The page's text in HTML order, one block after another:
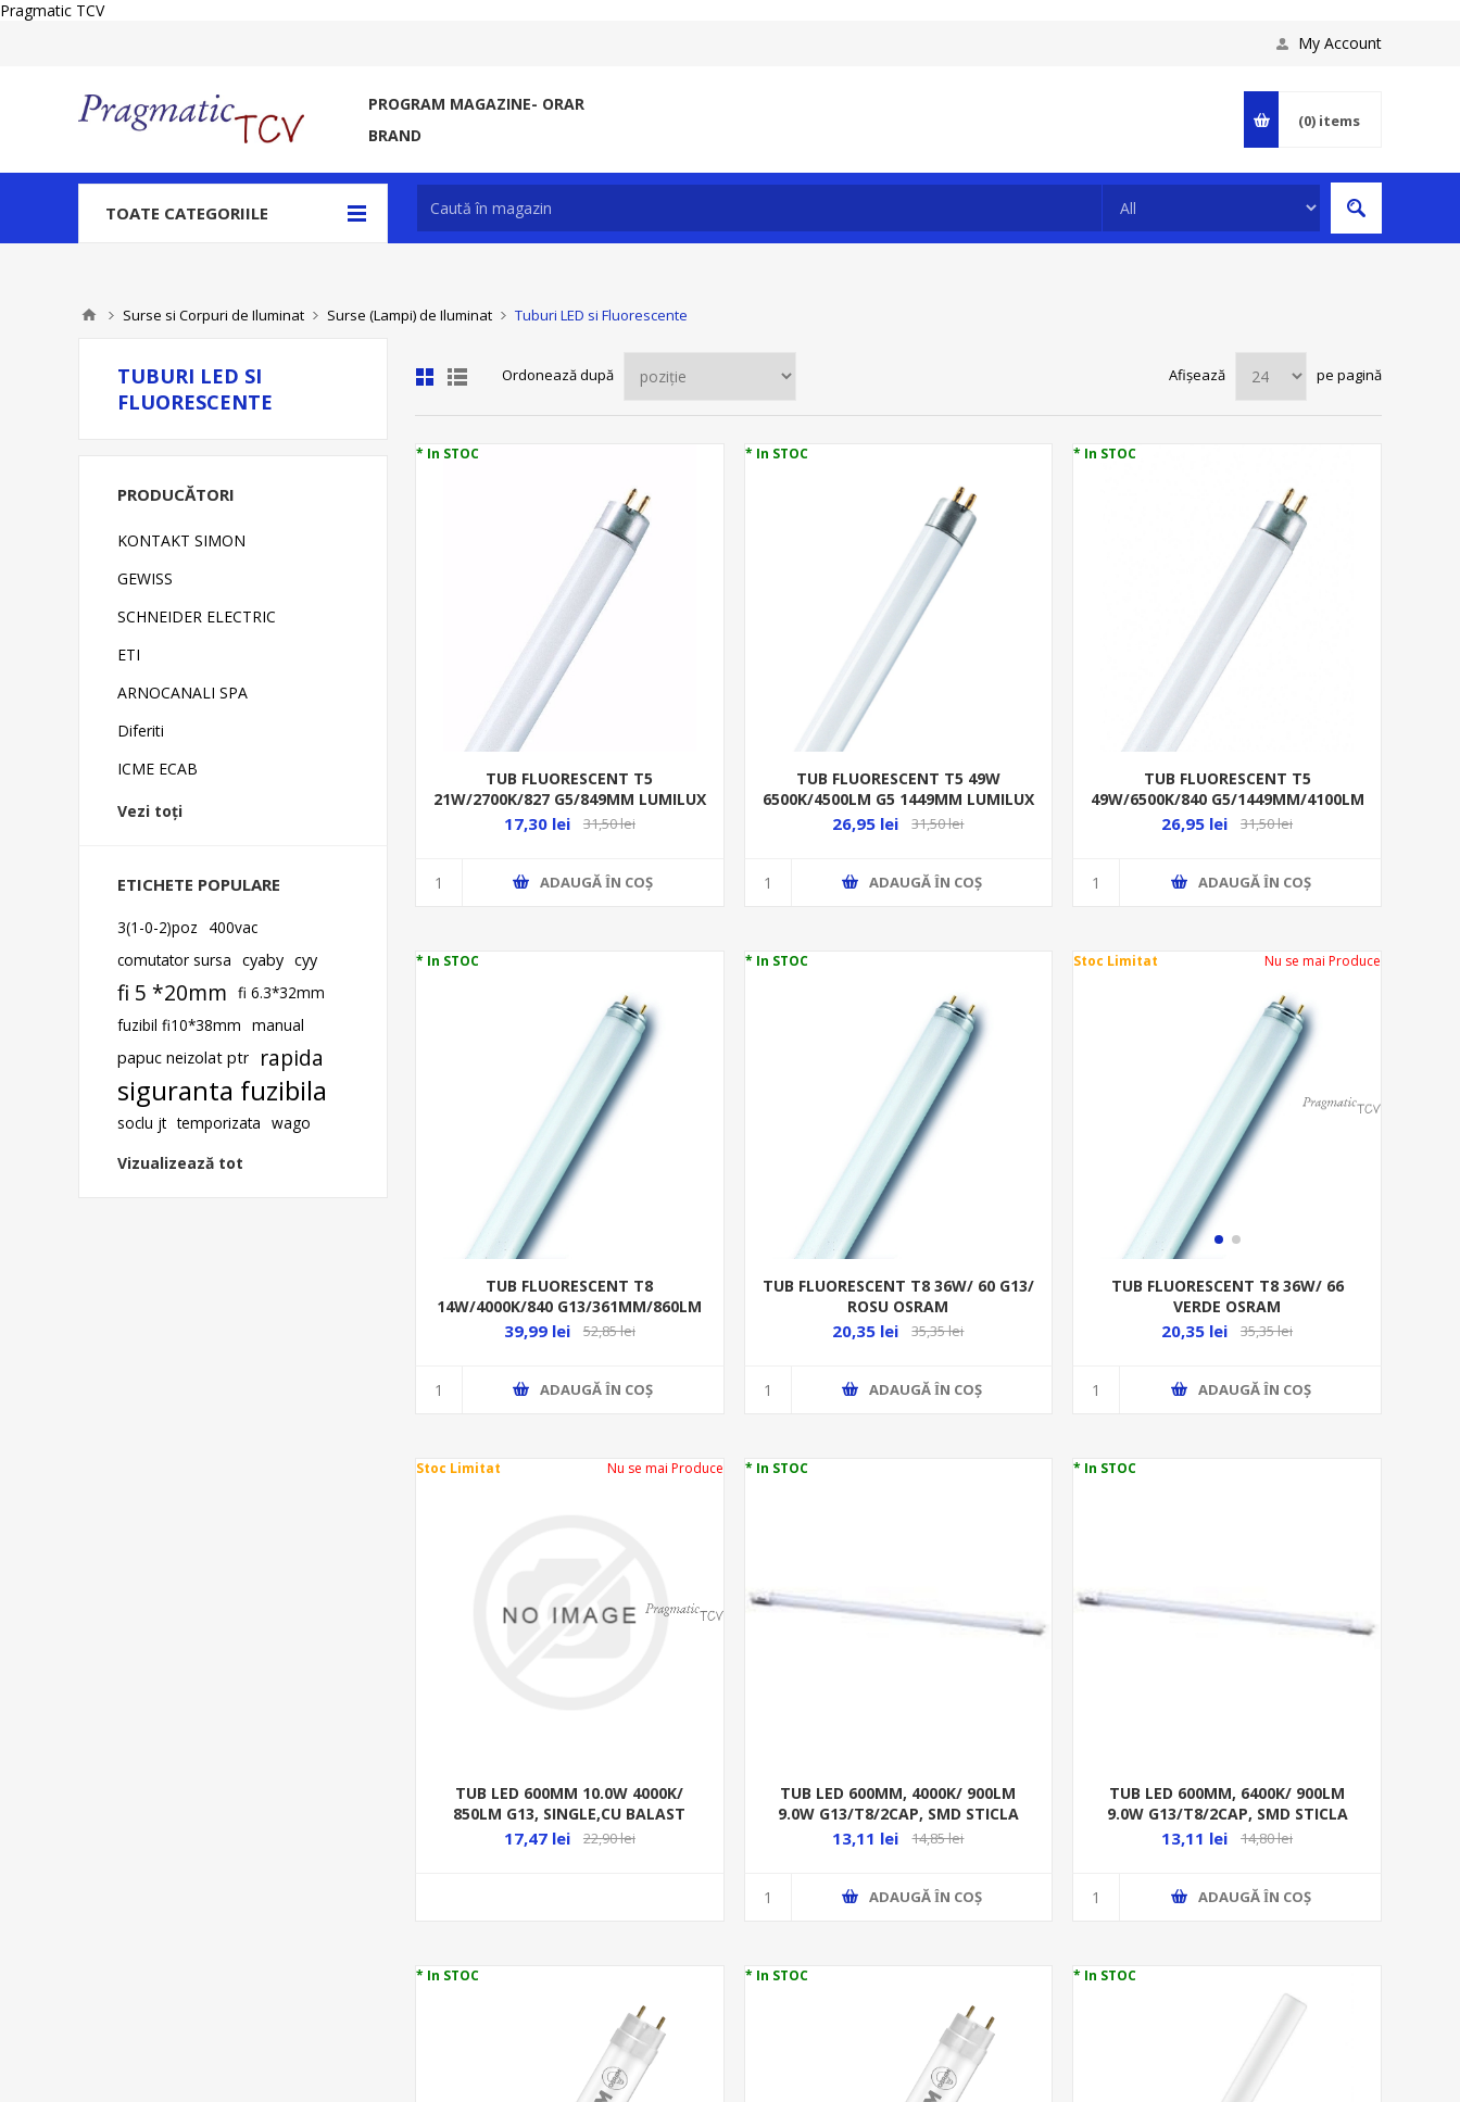
Pragmatic TCV
My Account
PROGRAM MAGAZINE- ORAR
BRAND
(0) items
TOATE CATEGORIILE
Surse si Corpuri de Iluminat Surse (Lampi) de Iluminat Tuburi LED si Fluorescente
Ordonează după Afișează pe pagină
* In STOC
TUB FLUORESCENT T5
21W/2700K/827 G5/849MM LUMILUX
HE VS10 OSRAM 4008321912138
17,30 lei 31,50 lei
ADAUGĂ ȊN COŞ
* In STOC
TUB FLUORESCENT T5 49W
6500K/4500LM G5 1449MM LUMILUX
HO FQ VS20
26,95 lei 31,50 lei
ADAUGĂ ȊN COŞ
* In STOC
TUB FLUORESCENT T5
49W/6500K/840 G5/1449MM/4100LM
LUMILUX HO FQ VS40 O
26,95 lei 31,50 lei
ADAUGĂ ȊN COŞ
* In STOC
TUB FLUORESCENT T8
14W/4000K/840 G13/361MM/860LM
MASTER TL-D SUPER 80
39,99 lei 52,85 lei
ADAUGĂ ȊN COŞ
* In STOC
TUB FLUORESCENT T8 36W/ 60 G13/
ROSU OSRAM
20,35 lei 35,35 lei
ADAUGĂ ȊN COŞ
Stoc Limitat Nu se mai Produce
TUB FLUORESCENT T8 36W/ 66
VERDE OSRAM
20,35 lei 35,35 lei
ADAUGĂ ȊN COŞ
Stoc Limitat Nu se mai Produce
TUB LED 600MM 10.0W 4000K/
850LM G13, SINGLE,CU BALAST
ELECTRO MAGNETIC
17,47 lei 22,90 lei
* In STOC
TUB LED 600MM, 4000K/ 900LM
9.0W G13/T8/2CAP, SMD STICLA
RITONI
13,11 lei 14,85 lei
ADAUGĂ ȊN COŞ
* In STOC
TUB LED 600MM, 6400K/ 900LM
9.0W G13/T8/2CAP, SMD STICLA
RITONI
13,11 lei 14,80 lei
ADAUGĂ ȊN COŞ
* In STOC * In STOC * In STOC
TUBURI LED SI
FLUORESCENTE
PRODUCĂTORI
KONTAKT SIMON
GEWISS
SCHNEIDER ELECTRIC
ETI
ARNOCANALI SPA
Diferiti
ICME ECAB
Vezi toți
ETICHETE POPULARE
3(1-0-2)poz
400vac
comutator sursa cyaby cyy
fi 5 *20mm fi 6.3*32mm
fuzibil fi10*38mm manual
papuc neizolat ptr
rapida
siguranta fuzibila
soclu jt temporizata wago
Vizualizează tot